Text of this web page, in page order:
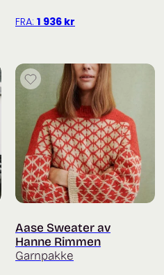
FRA: 1 936 kr
Aase Sweater av
Hanne Rimmen
Garnpakke